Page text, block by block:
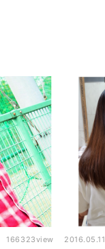
166323view 2016.05.11